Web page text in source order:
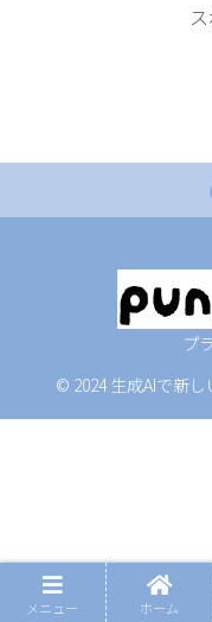
プ
© 2024 生成AIで新
メニュー ホーム